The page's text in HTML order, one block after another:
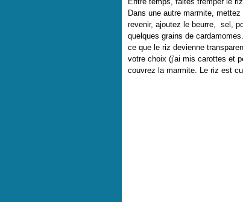
Dans une autre marmite,
revenir, ajoutez le beurre, sel,
quelques grains de
ce que le riz devienne
votre choix (j'ai mis carottes et
couvrez la marmite. Le riz est